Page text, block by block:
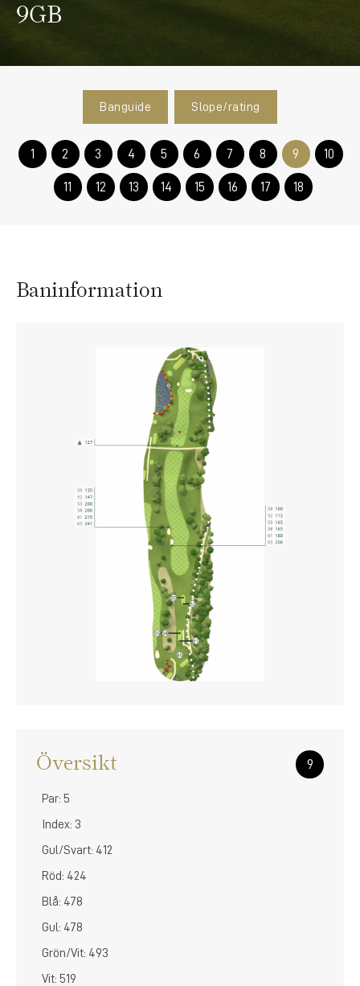
9GB
Banguide Slope/rating
1 2 3 4 5 6 7 8 9 10
11 12 13 14 15 16 17 18
Baninformation
Översikt 9
Par: 5
Index: 3
Gul/Svart: 412
Röd: 424
Blå: 478
Gul: 478
Grön/Vit: 493
Vit: 519